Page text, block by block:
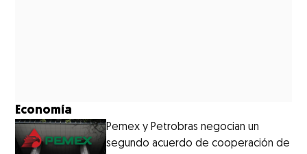
Economía
Pemex y Petrobras negocian un
segundo acuerdo de cooperación de